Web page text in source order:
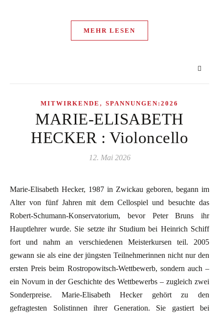
MEHR LESEN
MITWIRKENDE , SPANNUNGEN:2026
MARIE-ELISABETH
HECKER : Violoncello
12. Mai 2026
Marie-Elisabeth Hecker, 1987 in Zwickau geboren, begann im
Alter von fünf Jahren mit dem Cellospiel und besuchte das
Robert-Schumann-Konservatorium, bevor Peter Bruns ihr
Hauptlehrer wurde. Sie setzte ihr Studium bei Heinrich Schiff
fort und nahm an verschiedenen Meisterkursen teil. 2005
gewann sie als eine der jüngsten Teilnehmerinnen nicht nur den
ersten Preis beim Rostropowitsch-Wettbewerb, sondern auch –
ein Novum in der Geschichte des Wettbewerbs – zugleich zwei
Sonderpreise. Marie-Elisabeth Hecker gehört zu den
gefragtesten Solistinnen ihrer Generation. Sie gastiert bei